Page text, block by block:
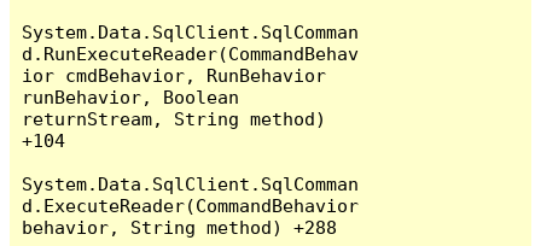
System.Data.SqlClient.SqlComman
d.RunExecuteReader(CommandBehav
ior cmdBehavior, RunBehavior
runBehavior, Boolean
returnStream, String method)
+104
System.Data.SqlClient.SqlComman
d.ExecuteReader(CommandBehavior
behavior, String method) +288